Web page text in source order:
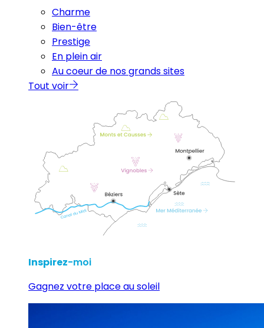
Charme
Bien-être
Prestige
En plein air
Au coeur de nos grands sites
Tout voir
Inspirez-moi
Gagnez votre place au soleil